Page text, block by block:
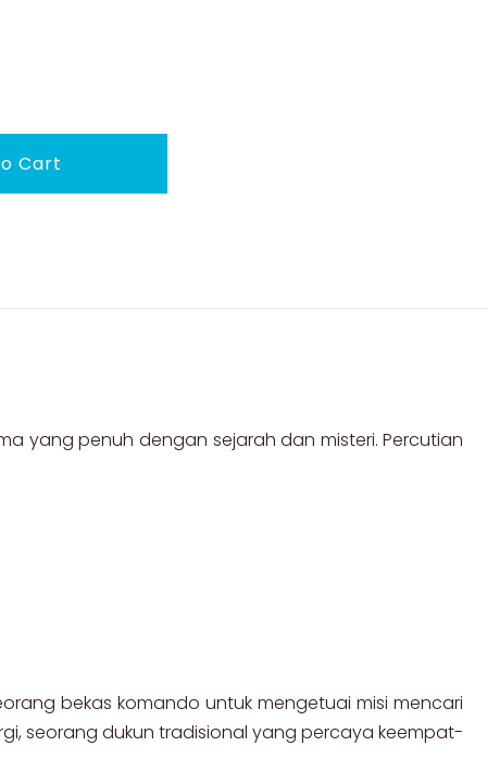
yang penuh dengan sejarah dan misteri. Percutian
bekas komando untuk mengetuai misi mencari
seorang dukun tradisional yang percaya keempat-